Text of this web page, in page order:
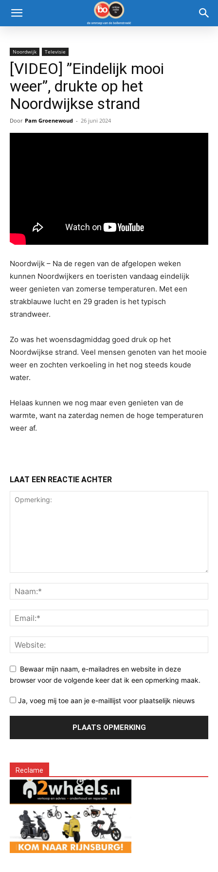
Noordwijk Televisie
[VIDEO] ”Eindelijk mooi
weer”, drukte op het
Noordwijkse strand
Door Pam Groenewoud - 26 juni 2024
Noordwijk – Na de regen van de afgelopen weken
kunnen Noordwijkers en toeristen vandaag eindelijk
weer genieten van zomerse temperaturen. Met een
strakblauwe lucht en 29 graden is het typisch
strandweer.
Zo was het woensdagmiddag goed druk op het
Noordwijkse strand. Veel mensen genoten van het mooie
weer en zochten verkoeling in het nog steeds koude
water.
Helaas kunnen we nog maar even genieten van de
warmte, want na zaterdag nemen de hoge temperaturen
weer af.
LAAT EEN REACTIE ACHTER
Bewaar mijn naam, e-mailadres en website in deze
browser voor de volgende keer dat ik een opmerking maak.
Ja, voeg mij toe aan je e-maillijst voor plaatselijk nieuws
Reclame